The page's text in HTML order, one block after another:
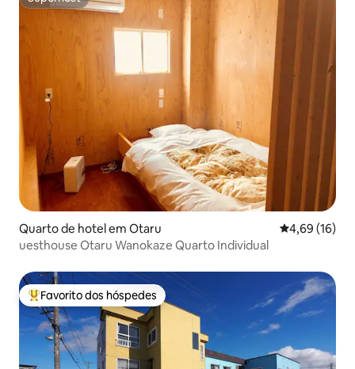
Superhost
Quarto de hotel em Otaru Classificação
4,69 (16)
uesthouse Otaru Wanokaze Quarto Individual
Favoritos dos hóspedes mais apreciados
Favorito dos hóspedes